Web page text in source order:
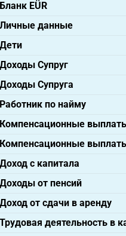
Бланк EÜR
menu
Личные данные
menu
Детиmenu
Доходы Супруг
Доходы Супруга
Работник по найму
menu
Компенсационные
Компенсационные
Доход с капитала
menu
Доходы от пенсий
menu
Доход от сдачи в аренду
menu
Трудовая деятельность в
menu